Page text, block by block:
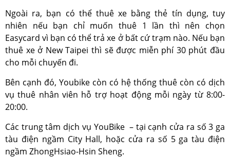
Ngoài ra, bạn có thể thuê xe bằng thẻ tín dụng, tuy
nhiên nếu bạn chỉ muốn thuê 1 lần thì nên chọn
Easycard vì bạn có thể trả xe ở bất cứ trạm nào. Nếu bạn
thuê xe ở New Taipei thì sẽ được miễn phí 30 phút đầu
cho mỗi chuyến đi.
Bên cạnh đó, Youbike còn có hệ thống thuê còn có dịch
vụ thuê nhân viên hỗ trợ hoạt động mỗi ngày từ 8:00-
20:00.
Các trung tâm dịch vụ YouBike – tại cạnh cửa ra số 3 ga
tàu điện ngầm City Hall, hoặc cửa ra số 5 ga tàu điện
ngầm ZhongHsiao-Hsin Sheng.